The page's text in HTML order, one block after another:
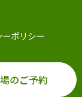
ポリシー
のご予約